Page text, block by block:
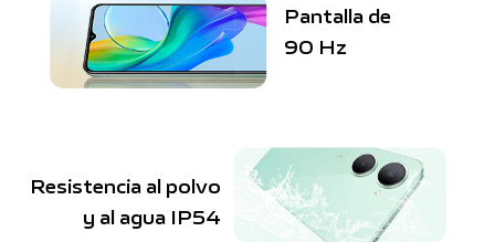
Pantalla de
90 Hz
Resistencia al polvo
y al agua IP54